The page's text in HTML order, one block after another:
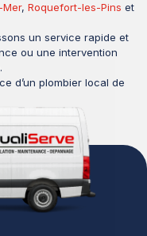
, Roquefort-les-Pins et
un service rapide et
ou une intervention
d’un plombier local de